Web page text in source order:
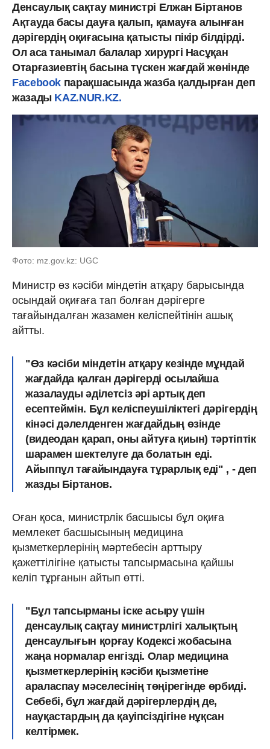
Денсаулық сақтау министрі Елжан Біртанов
Ақтауда басы дауға қалып, қамауға алынған
дәрігердің оқиғасына қатысты пікір білдірді.
Ол аса танымал балалар хирургі Насұқан
Отарғазиевтің басына түскен жағдай жөнінде
Facebook парақшасында жазба қалдырған деп
жазады KAZ.NUR.KZ.
Фото: mz.gov.kz: UGC
Министр өз кәсіби міндетін атқару барысында
осындай оқиғаға тап болған дәрігерге
тағайындалған жазамен келіспейтінін ашық
айтты.
"Өз кәсіби міндетін атқару кезінде мұндай
жағдайда қалған дәрігерді осылайша
жазалауды әділетсіз әрі артық деп
есептеймін. Бұл келіспеушіліктегі дәрігердің
кінәсі дәлелденген жағдайдың өзінде
(видеодан қарап, оны айтуға қиын) тәртіптік
шарамен шектелуге да болатын еді.
Айыппұл тағайындауға тұрарлық еді" , - деп
жазды Біртанов.
Оған қоса, министрлік басшысы бұл оқиға
мемлекет басшысының медицина
қызметкерлерінің мәртебесін арттыру
қажеттілігіне қатысты тапсырмасына қайшы
келіп тұрғанын айтып өтті.
"Бұл тапсырманы іске асыру үшін
денсаулық сақтау министрлігі халықтың
денсаулығын қорғау Кодексі жобасына
жаңа нормалар енгізді. Олар медицина
қызметкерлерінің кәсіби қызметіне
араласпау мәселесінің төңірегінде өрбиді.
Себебі, бұл жағдай дәрігерлердің де,
науқастардың да қауіпсіздігіне нұқсан
келтірмек.